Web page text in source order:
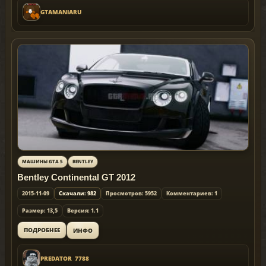
GTAMANIARU
МАШИНЫ GTA 5 BENTLEY
Bentley Continental GT 2012
2015-11-09 Скачали: 982 Просмотров: 5952 Комментариев: 1
Размер: 13,5 Версия: 1.1
ПОДРОБНЕЕ ИНФО
PREDATOR_7788